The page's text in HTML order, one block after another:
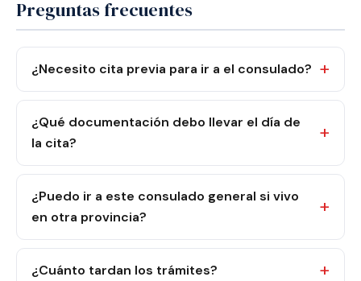
Preguntas frecuentes
¿Necesito cita previa para ir a el consulado?
¿Qué documentación debo llevar el día de
la cita?
¿Puedo ir a este consulado general si vivo
en otra provincia?
¿Cuánto tardan los trámites?